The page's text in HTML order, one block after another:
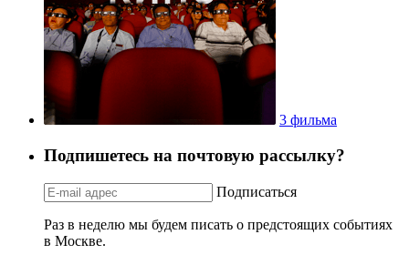
3 фильма
Подпишетесь на почтовую рассылку?
Подписаться
Раз в неделю мы будем писать о предстоящих событиях
в Москве.